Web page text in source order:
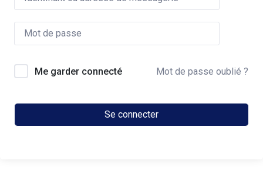
Me garder connecté Mot de passe oublié ?
Se connecter